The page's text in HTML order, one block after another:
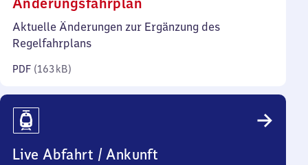
163
Aktuelle Änderungen zur Ergänzung des
Regelfahrplans
PDF (163 kB)
Live Abfahrt / Ankunft